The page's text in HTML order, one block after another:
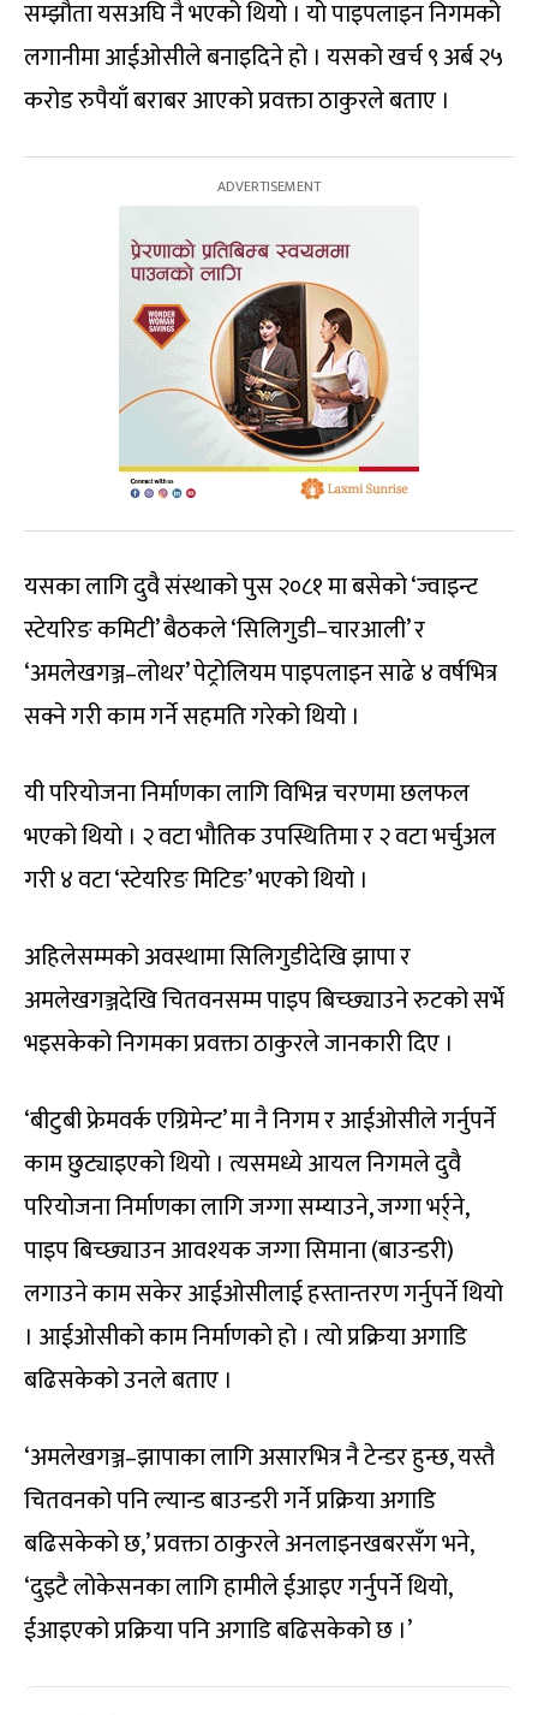
सम्झौता यसअघि नै भएको थियो । यो पाइपलाइन निगमको
लगानीमा आईओसीले बनाइदिने हो । यसको खर्च ९ अर्ब २५
करोड रुपैयाँ बराबर आएको प्रवक्ता ठाकुरले बताए ।
यसका लागि दुवै संस्थाको पुस २०८१ मा बसेको ‘ज्वाइन्ट
स्टेयरिङ कमिटी’ बैठकले ‘सिलिगुडी–चारआली’ र
‘अमलेखगञ्ज–लोथर’ पेट्रोलियम पाइपलाइन साढे ४ वर्षभित्र
सक्ने गरी काम गर्ने सहमति गरेको थियो ।
यी परियोजना निर्माणका लागि विभिन्न चरणमा छलफल
भएको थियो । २ वटा भौतिक उपस्थितिमा र २ वटा भर्चुअल
गरी ४ वटा ‘स्टेयरिङ मिटिङ’ भएको थियो ।
अहिलेसम्मको अवस्थामा सिलिगुडीदेखि झापा र
अमलेखगञ्जदेखि चितवनसम्म पाइप बिच्छ्याउने रुटको सर्भे
भइसकेको निगमका प्रवक्ता ठाकुरले जानकारी दिए ।
‘बीटुबी फ्रेमवर्क एग्रिमेन्ट’ मा नै निगम र आईओसीले गर्नुपर्ने
काम छुट्याइएको थियो । त्यसमध्ये आयल निगमले दुवै
परियोजना निर्माणका लागि जग्गा सम्याउने, जग्गा भर्र्ने,
पाइप बिच्छ्याउन आवश्यक जग्गा सिमाना (बाउन्डरी)
लगाउने काम सकेर आईओसीलाई हस्तान्तरण गर्नुपर्ने थियो
। आईओसीको काम निर्माणको हो । त्यो प्रक्रिया अगाडि
बढिसकेको उनले बताए ।
‘अमलेखगञ्ज–झापाका लागि असारभित्र नै टेन्डर हुन्छ, यस्तै
चितवनको पनि ल्यान्ड बाउन्डरी गर्ने प्रक्रिया अगाडि
बढिसकेको छ,’ प्रवक्ता ठाकुरले अनलाइनखबरसँग भने,
‘दुइटै लोकेसनका लागि हामीले ईआइए गर्नुपर्ने थियो,
ईआइएको प्रक्रिया पनि अगाडि बढिसकेको छ ।’